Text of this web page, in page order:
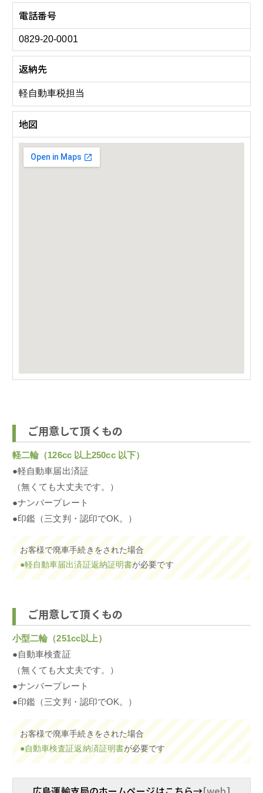
電話番号
0829-20-0001
返納先
軽自動車税担当
地図
ご用意して頂くもの
軽二輪（126cc 以上250cc 以下）
●軽自動車届出済証
（無くても大丈夫です。）
●ナンバープレート
●印鑑（三文判・認印でOK。）
お客様で廃車手続きをされた場合
●軽自動車届出済証返納証明書が必要です
ご用意して頂くもの
小型二輪（251cc以上）
●自動車検査証
（無くても大丈夫です。）
●ナンバープレート
●印鑑（三文判・認印でOK。）
お客様で廃車手続きをされた場合
●自動車検査証返納済証明書が必要です